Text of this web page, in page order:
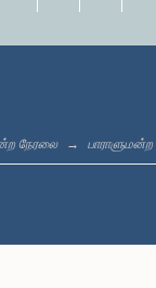
நேரலை